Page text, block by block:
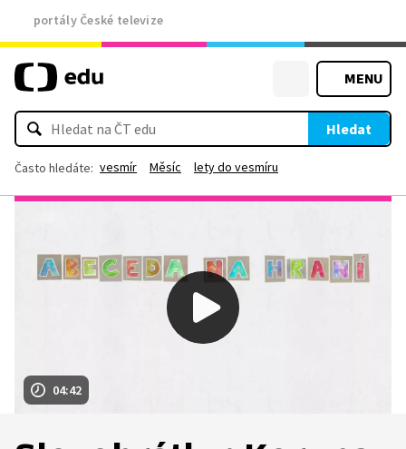
portály České televize
MENU
Hledat
Často hledáte: vesmír Měsíc lety do vesmíru
04:42